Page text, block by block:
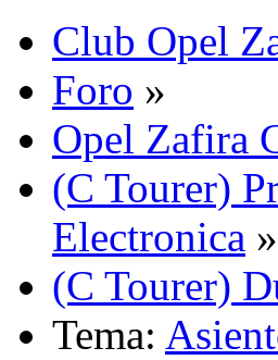
Club Opel
Foro »
Opel Zafira
(C Tourer)
Electronica »
(C Tourer)
Tema: